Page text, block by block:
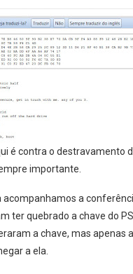
é contra o destravamento
importante.
acompanhamos a
ter quebrado a chave do
a chave, mas apenas
a ela.